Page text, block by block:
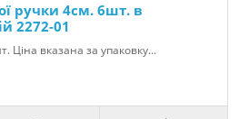
ручки 4см. 6шт. в
2272-01
Ціна вказана за упаковку...